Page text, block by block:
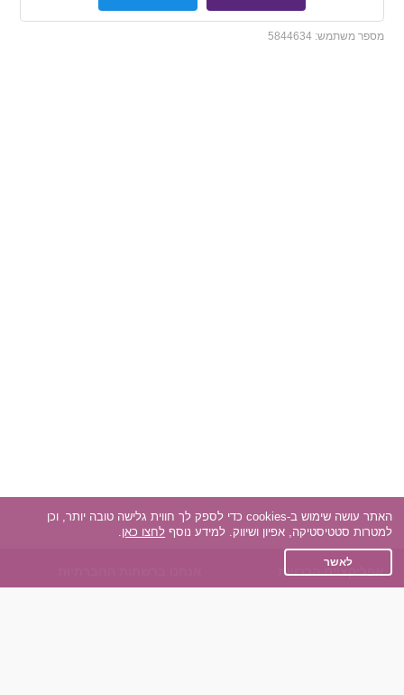
מספר משתמש:5844634
אפליקציית הכרויות
האתר עושה שימוש ב-cookies כדי לספק לך חווית גלישה טובה יותר, וכן
למטרות סטטיסטיקה, אפיון ושיווק. למידע נוסף לחצו כאן.
לאשר